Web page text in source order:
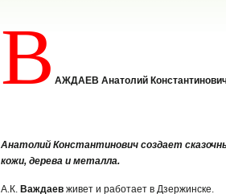
В АЖДАЕВ Анатолий
Анатолий Константинович создает
кожи, дерева и металла.
А.К. Важдаев живет и работает в Дзержинске.